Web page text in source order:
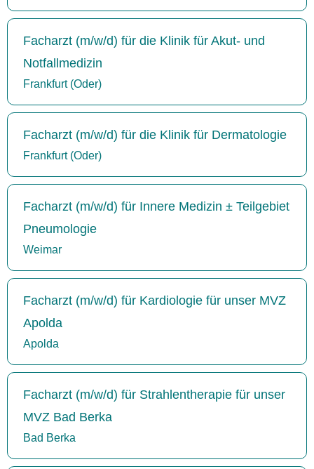
Facharzt (m/w/d) für die Klinik für Akut- und
Notfallmedizin
Frankfurt (Oder)
Facharzt (m/w/d) für die Klinik für Dermatologie
Frankfurt (Oder)
Facharzt (m/w/d) für Innere Medizin ± Teilgebiet
Pneumologie
Weimar
Facharzt (m/w/d) für Kardiologie für unser MVZ
Apolda
Apolda
Facharzt (m/w/d) für Strahlentherapie für unser
MVZ Bad Berka
Bad Berka